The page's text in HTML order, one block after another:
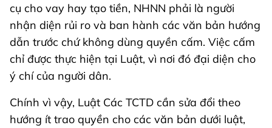
cụ cho vay hay tạo tiền, NHNN phải là người
nhận diện rủi ro và ban hành các văn bản hướng
dẫn trước chứ không dùng quyền cấm. Việc cấm
chỉ được thực hiện tại Luật, vì nơi đó đại diện cho
ý chí của người dân.
Chính vì vậy, Luật Các TCTD cần sửa đổi theo
hướng ít trao quyền cho các văn bản dưới luật,